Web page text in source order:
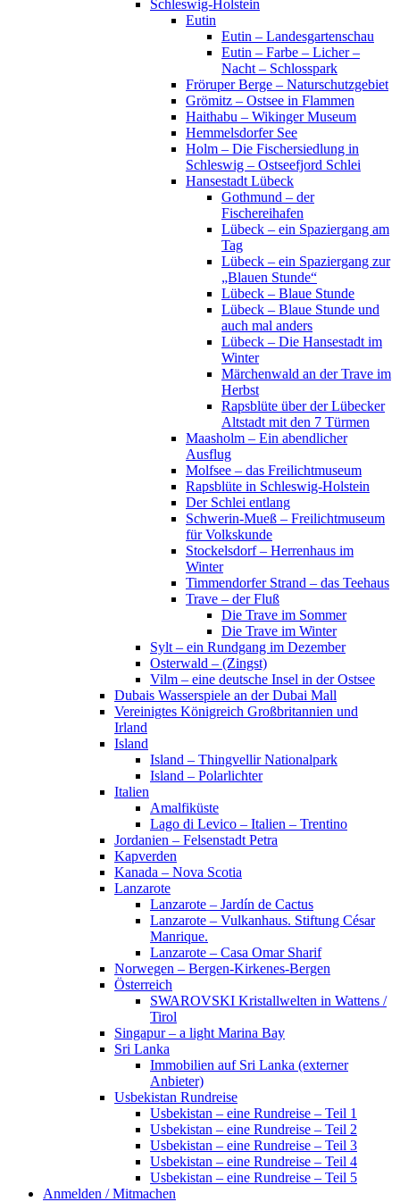
Schleswig-Holstein
Eutin
Eutin – Landesgartenschau
Eutin – Farbe – Licher –
Nacht – Schlosspark
Fröruper Berge – Naturschutzgebiet
Grömitz – Ostsee in Flammen
Haithabu – Wikinger Museum
Hemmelsdorfer See
Holm – Die Fischersiedlung in
Schleswig – Ostseefjord Schlei
Hansestadt Lübeck
Gothmund – der
Fischereihafen
Lübeck – ein Spaziergang am
Tag
Lübeck – ein Spaziergang zur
„Blauen Stunde“
Lübeck – Blaue Stunde
Lübeck – Blaue Stunde und
auch mal anders
Lübeck – Die Hansestadt im
Winter
Märchenwald an der Trave im
Herbst
Rapsblüte über der Lübecker
Altstadt mit den 7 Türmen
Maasholm – Ein abendlicher
Ausflug
Molfsee – das Freilichtmuseum
Rapsblüte in Schleswig-Holstein
Der Schlei entlang
Schwerin-Mueß – Freilichtmuseum
für Volkskunde
Stockelsdorf – Herrenhaus im
Winter
Timmendorfer Strand – das Teehaus
Trave – der Fluß
Die Trave im Sommer
Die Trave im Winter
Sylt – ein Rundgang im Dezember
Osterwald – (Zingst)
Vilm – eine deutsche Insel in der Ostsee
Dubais Wasserspiele an der Dubai Mall
Vereinigtes Königreich Großbritannien und
Irland
Island
Island – Thingvellir Nationalpark
Island – Polarlichter
Italien
Amalfiküste
Lago di Levico – Italien – Trentino
Jordanien – Felsenstadt Petra
Kapverden
Kanada – Nova Scotia
Lanzarote
Lanzarote – Jardín de Cactus
Lanzarote – Vulkanhaus. Stiftung César
Manrique.
Lanzarote – Casa Omar Sharif
Norwegen – Bergen-Kirkenes-Bergen
Österreich
SWAROVSKI Kristallwelten in Wattens /
Tirol
Singapur – a light Marina Bay
Sri Lanka
Immobilien auf Sri Lanka (externer
Anbieter)
Usbekistan Rundreise
Usbekistan – eine Rundreise – Teil 1
Usbekistan – eine Rundreise – Teil 2
Usbekistan – eine Rundreise – Teil 3
Usbekistan – eine Rundreise – Teil 4
Usbekistan – eine Rundreise – Teil 5
Anmelden / Mitmachen